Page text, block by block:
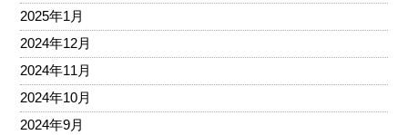
2025年1月
2024年12月
2024年11月
2024年10月
2024年9月